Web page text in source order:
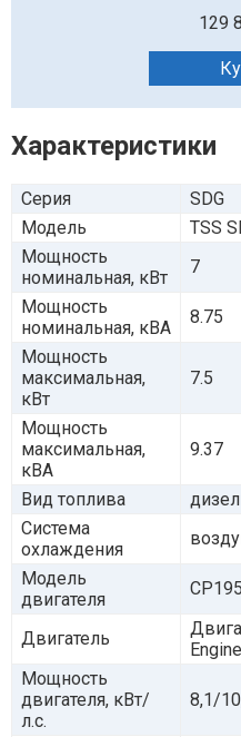
129
Характеристики
Серия
SDG
Модель
TSS
Мощность
номинальная, кВт
7
Мощность
номинальная, кВА
8.75
Мощность
максимальная,
кВт
7.5
Мощность
максимальная,
кВА
9.37
Вид топлива
Система
охлаждения
Модель
двигателя
Двигатель
Мощность
двигателя, кВт/
л.с.
8,1/